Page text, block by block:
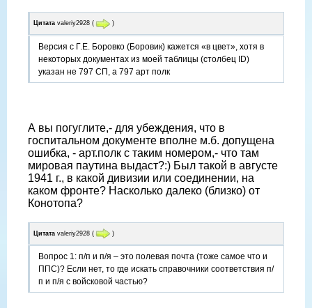
Цитата valeriy2928 ( )
Версия с Г.Е. Боровко (Боровик) кажется «в цвет», хотя в
некоторых документах из моей таблицы (столбец ID)
указан не 797 СП, а 797 арт полк
А вы погуглите,- для убеждения, что в
госпитальном документе вполне м.б. допущена
ошибка, - арт.полк с таким номером,- что там
мировая паутина выдаст?:) Был такой в августе
1941 г., в какой дивизии или соединении, на
каком фронте? Насколько далеко (близко) от
Конотопа?
Цитата valeriy2928 ( )
Вопрос 1: п/п и п/я – это полевая почта (тоже самое что и
ППС)? Если нет, то где искать справочники соответствия п/
п и п/я с войсковой частью?